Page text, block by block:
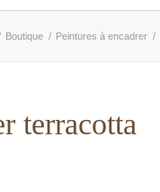
Boutique / Peintures à encadrer /
terracotta